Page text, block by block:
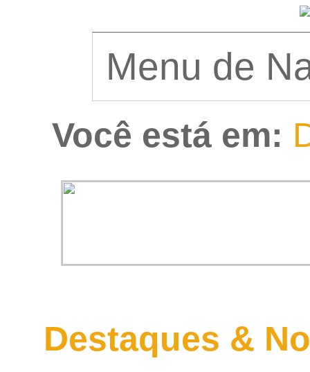
Você está em:
Destaques &